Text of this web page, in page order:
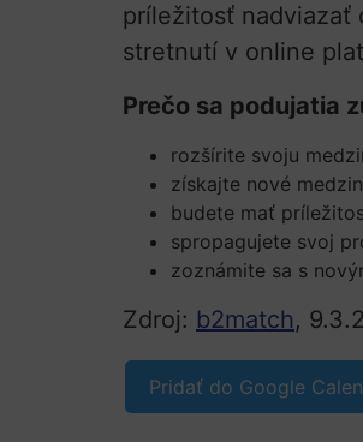
príležitosť nadviazať
stretnutí v online
Prečo sa podujatia
rozšírite svoju
získajte nové
budete mať
spropagujete svoj
zoznámite sa s
Zdroj: b2match,
Pridať do Google